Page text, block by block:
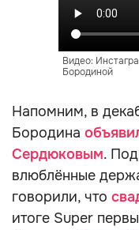
Видео:
Бородиной
Напомним, в
Бородина
Сердюковым.
влюблённые
говорили, что
итоге Super